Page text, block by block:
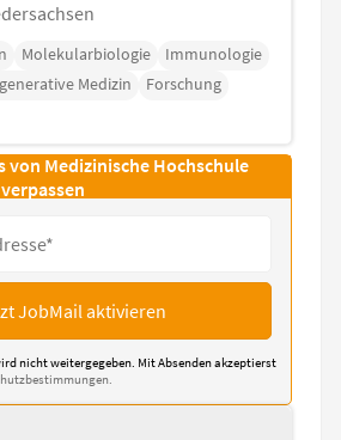
Molekularbiologie
Immunologie
Medizin Forschung
von Medizinische Hochschule
JobMail aktivieren
nicht weitergegeben. Mit Absenden akzeptierst